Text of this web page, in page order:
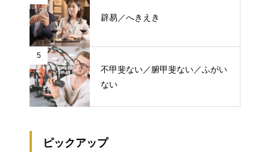
辟易／へきえき
5
不甲斐ない／腑甲斐ない／ふがい
ない
ピックアップ